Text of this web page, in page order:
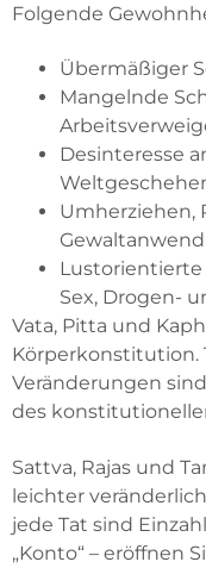
Folgende
Übermäßiger
Mangelnde
Desinteresse
Umherziehen,
Sex, Drogen-
Vata, Pitta und
Körperkonstitution.
Veränderungen
des
Sattva, Rajas und
leichter
jede Tat sind
„Konto“ – eröffnen